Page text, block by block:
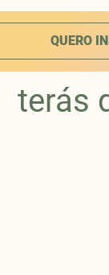
terás
QUERO